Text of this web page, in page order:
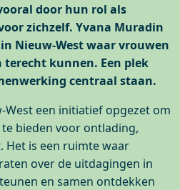
door hun rol als
zichzelf. Yvana Muradin
Nieuw-West waar vrouwen
kunnen. Een plek
centraal staan.
West een initiatief opgezet om
bieden voor ontlading,
Het is een ruimte waar
over de uitdagingen in
en samen ontdekken